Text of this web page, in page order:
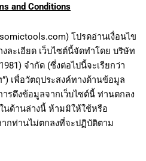
and Conditions
โปรดอ่านเงื่อนไข
ละเอียด เว็บไซต์นี้จัดทำโดย บริษัท
จำกัด (ซึ่งต่อไปนี้จะเรียกว่า
เพื่อวัตถุประสงค์ทางด้านข้อมูล
รดึงข้อมูลจากเว็บไซต์นี้ ท่านตกลง
นด้านล่างนี้ ห้ามมิให้ใช้หรือ
กท่านไม่ตกลงที่จะปฏิบัติตาม